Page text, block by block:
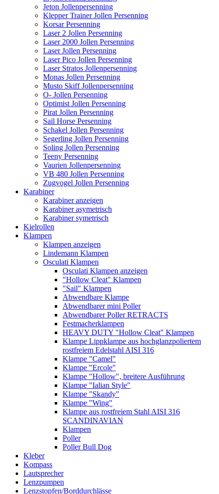
Jeton Jollenpersenning
Klepper Trainer Jollen Persenning
Korsar Persenning
Laser 2 Jollen Persenning
Laser 2000 Jollen Persenning
Laser Jollen Persenning
Laser Pico Jollen Persenning
Laser Stratos Jollenpersenning
Monas Jollen Persenning
Musto Skiff Jollenpersenning
O- Jollen Persenning
Optimist Jollen Persenning
Pirat Jollen Persenning
Sail Horse Persenning
Schakel Jollen Persenning
Segerling Jollen Persenning
Soling Jollen Persenning
Teeny Persenning
Vaurien Jollenpersenning
VB 480 Jollen Persenning
Zugvogel Jollen Persenning
Karabiner
Karabiner anzeigen
Karabiner asymetrisch
Karabiner symetrisch
Kielrollen
Klampen
Klampen anzeigen
Lindemann Klampen
Osculati Klampen
Osculati Klampen anzeigen
"Hollow Cleat" Klampen
"Sail" Klampen
Abwendbare Klampe
Abwendbarer mini Poller
Abwendbarer Poller RETRACTS
Festmacherklampen
HEAVY DUTY "Hollow Cleat" Klampen
Klampe Lippklampe aus hochglanzpoliertem
rostfreiem Edelstahl AISI 316
Klampe "Camel"
Klampe "Ercole"
Klampe "Hollow", breitere Ausführung
Klampe "Ialian Style"
Klampe "Skandy"
Klampe "Wing"
Klampe aus rostfreiem Stahl AISI 316
SCANDINAVIAN
Klampen
Poller
Poller Bull Dog
Kleber
Kompass
Lautsprecher
Lenzpumpen
Lenzstopfen/Borddurchlässe